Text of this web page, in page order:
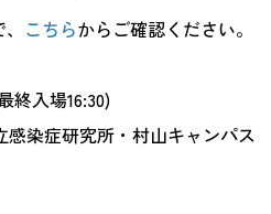
こちらからご確認ください。
終入場16:30)
染症研究所・村山キャンパス